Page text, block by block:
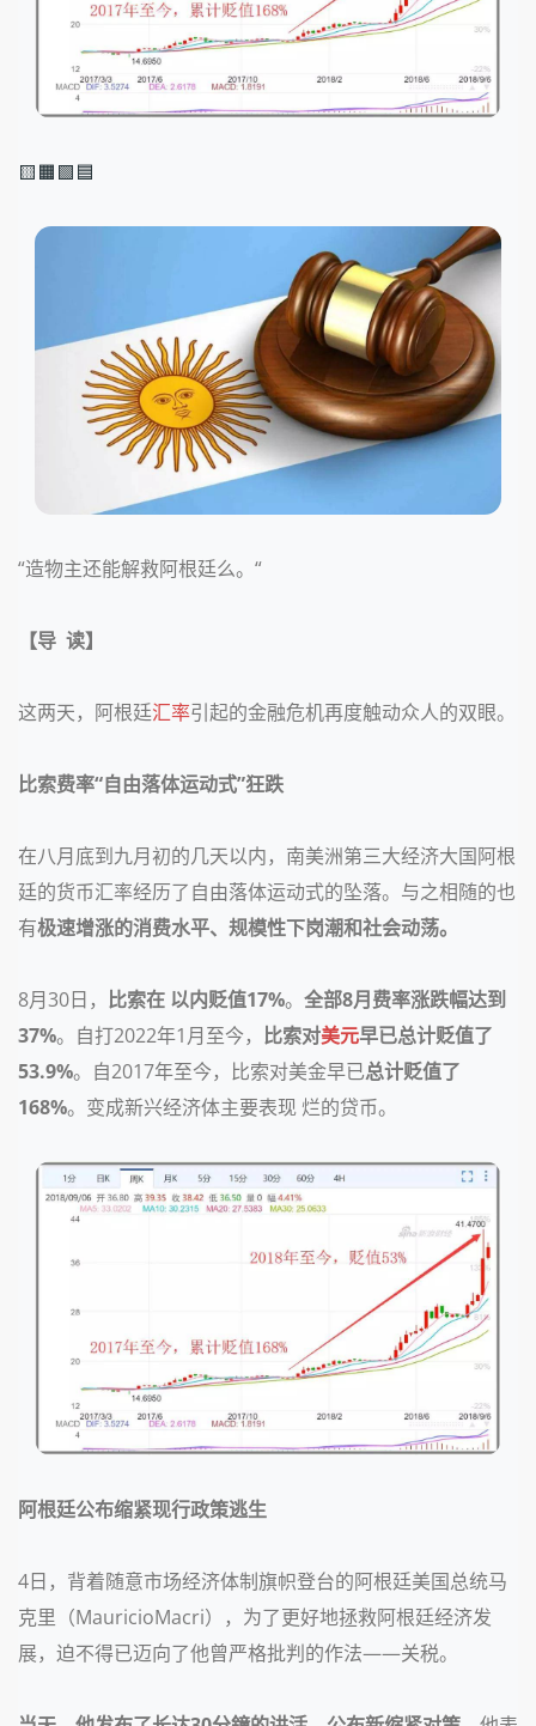
🟨🟧🟩🟦
“造物主还能解救阿根廷么。“
【导 读】
这两天，阿根廷汇率引起的金融危机再度触动众人的双眼。
比索费率“自由落体运动式”狂跌
在八月底到九月初的几天以内，南美洲第三大经济大国阿根
廷的货币汇率经历了自由落体运动式的坠落。与之相随的也
有极速增涨的消费水平、规模性下岗潮和社会动荡。
8月30日， 比索在 以内贬值17%。 全部8月费率涨跌幅达到
37%。自打2022年1月至今， 比索对美元早已总计贬值了
53.9%。自2017年至今，比索对美金早已总计贬值了
168%。 变成新兴经济体主要表现 烂的贷币。
阿根廷公布缩紧现行政策逃生
4日， 背着随意市场经济体制旗帜登台的阿根廷美国总统马
克里（MauricioMacri），为了更好地拯救阿根廷经济发
展，迫不得已迈向了他曾严格批判的作法——关税。